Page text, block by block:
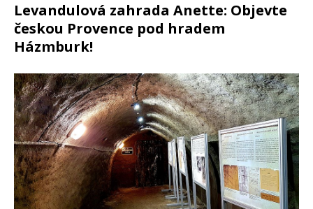
Levandulová zahrada Anette: Objevte
českou Provence pod hradem
Házmburk!